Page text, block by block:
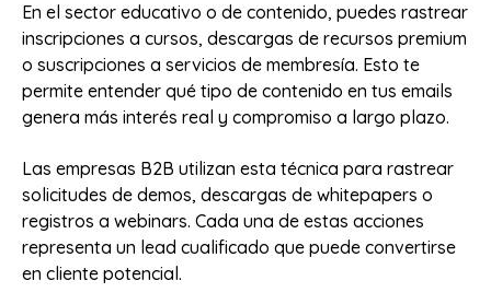
En el sector educativo o de contenido, puedes rastrear
inscripciones a cursos, descargas de recursos premium
o suscripciones a servicios de membresía. Esto te
permite entender qué tipo de contenido en tus emails
genera más interés real y compromiso a largo plazo.
Las empresas B2B utilizan esta técnica para rastrear
solicitudes de demos, descargas de whitepapers o
registros a webinars. Cada una de estas acciones
representa un lead cualificado que puede convertirse
en cliente potencial.